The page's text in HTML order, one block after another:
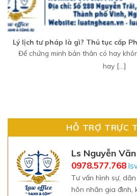
Lý lịch tư pháp là gì? Thủ tục cấp
Để chứng minh bản thân có hay
hay [...]
HỖ TRỢ TRỰC
Ls Nguyễn
0978.577.768
Tư vấn hình sự,
hôn nhân gia đình,